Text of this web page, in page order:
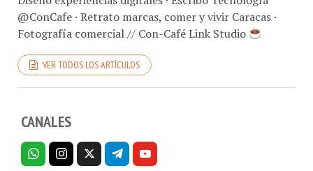
Fotografía comercial // Con-Café Link Studio